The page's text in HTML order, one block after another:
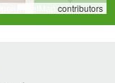
contributors